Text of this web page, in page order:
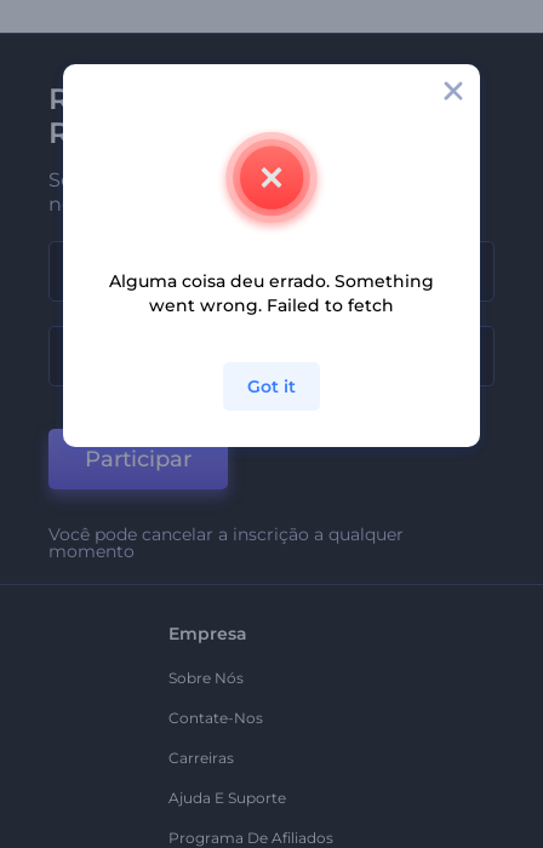
Receba a newsletter da
Renderforest
Seja um dos primeiros a receber
nossas últimas novidades e ofertas
Participar
Você pode cancelar a inscrição a qualquer
momento
Empresa
Sobre Nós
Contate-Nos
Carreiras
Ajuda E Suporte
Programa De Afiliados
Alguma coisa deu errado. Something
went wrong. Failed to fetch
Got it